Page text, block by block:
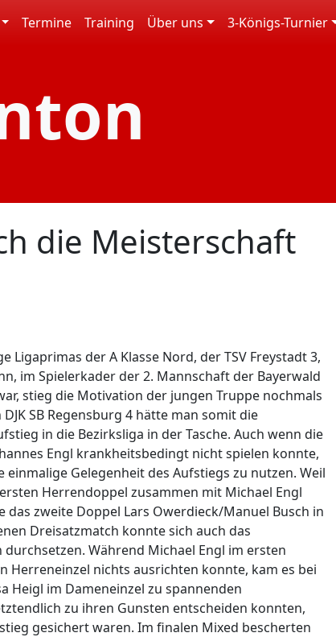
Termine Training Über uns 3-Königs-Turnier
die Meisterschaft
der A Klasse Nord, der TSV Freystadt 3,
im Spielerkader der 2. Mannschaft der Bayerwald
stieg die Motivation der jungen Truppe nochmals
SB Regensburg 4 hätte man somit die
in die Bezirksliga in der Tasche. Auch wenn die
Engl krankheitsbedingt nicht spielen konnte,
Gelegenheit des Aufstiegs zu nutzen. Weil
Herrendoppel zusammen mit Michael Engl
zweite Doppel Lars Owerdieck/Manuel Busch in
Dreisatzmatch konnte sich auch das
Während Michael Engl im ersten
Herreneinzel nichts ausrichten konnte, kam es bei
Heigl im Dameneinzel zu spannenden
zu ihren Gunsten entscheiden konnten,
gesichert waren. Im finalen Mixed bescherten